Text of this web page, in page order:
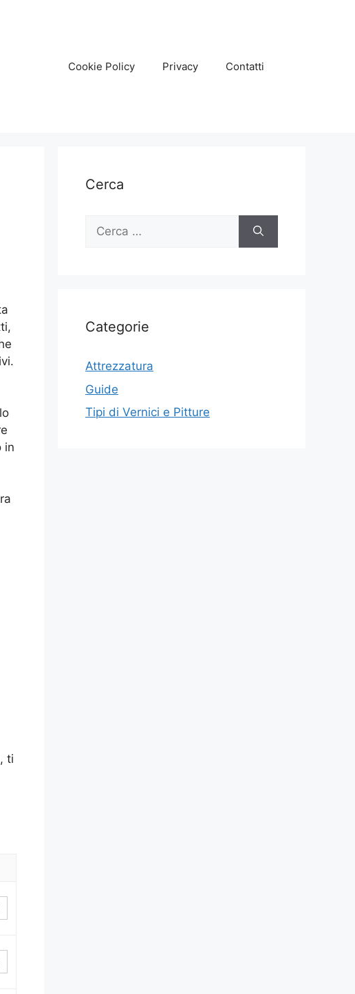
Cookie Policy Privacy Contatti
in
ti
Cerca
Ricerca
Categorie
Attrezzatura
Guide
Tipi di Vernici e Pitture